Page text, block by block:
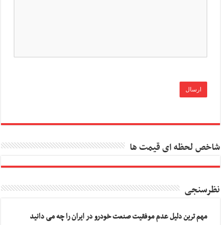
شاخص لحظه ای قیمت ها
نظرسنجی
مهم ترین دلیل عدم موفقیت صنعت خودرو در ایران را چه می دانید